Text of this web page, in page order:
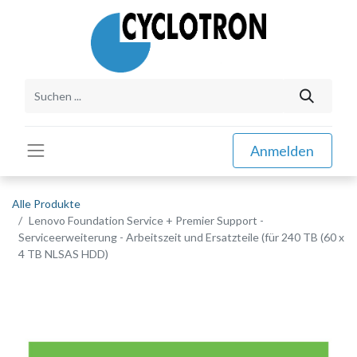
Anmelden
Alle Produkte
Lenovo Foundation Service + Premier Support -
Serviceerweiterung - Arbeitszeit und Ersatzteile (für 240 TB (60 x
4 TB NLSAS HDD)